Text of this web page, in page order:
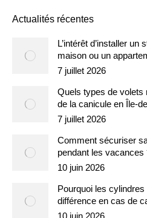
Actualités récentes
L’intérêt d’installer
maison ou un
7 juillet 2026
Quels types de volets
de la canicule en Île-
7 juillet 2026
Comment sécuriser
pendant les vacances
10 juin 2026
Pourquoi les
différence en cas de
10 juin 2026